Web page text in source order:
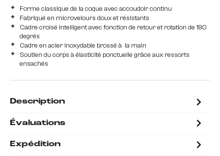
Forme classique de la coque avec accoudoir continu
Fabriqué en microvelours doux et résistants
Cadre croisé intelligent avec fonction de retour et rotation de 180
degrés
Cadre en acier inoxydable brossé à la main
Soutien du corps à élasticité ponctuelle grâce aux ressorts
ensachés
Description
Évaluations
Expédition